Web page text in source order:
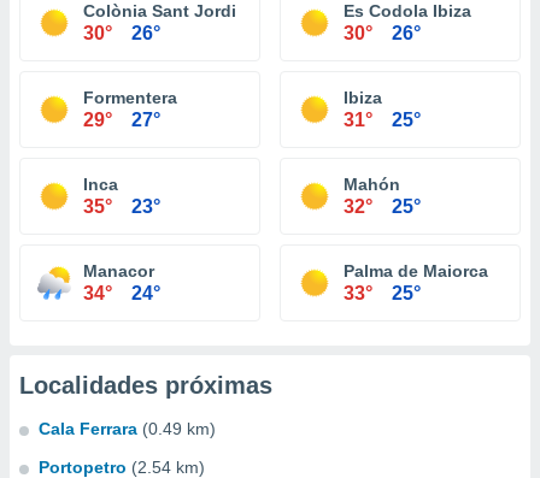
Colònia Sant Jordi
30° 26°
Es Codola Ibiza
30° 26°
Formentera
29° 27°
Ibiza
31° 25°
Inca
35° 23°
Mahón
32° 25°
Manacor
34° 24°
Palma de Maiorca
33° 25°
Localidades próximas
Cala Ferrara (0.49 km)
Portopetro (2.54 km)